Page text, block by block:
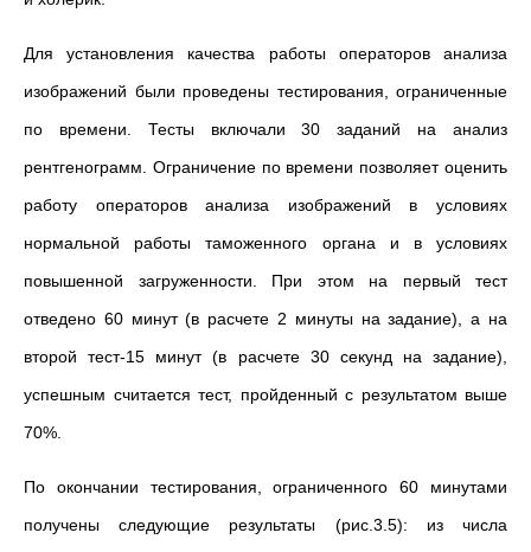
Для установления качества работы операторов анализа
изображений были проведены тестирования, ограниченные
по времени. Тесты включали 30 заданий на анализ
рентгенограмм. Ограничение по времени позволяет оценить
работу операторов анализа изображений в условиях
нормальной работы таможенного органа и в условиях
повышенной загруженности. При этом на первый тест
отведено 60 минут (в расчете 2 минуты на задание), а на
второй тест-15 минут (в расчете 30 секунд на задание),
успешным считается тест, пройденный с результатом выше
70%.
По окончании тестирования, ограниченного 60 минутами
получены следующие результаты (рис.3.5): из числа